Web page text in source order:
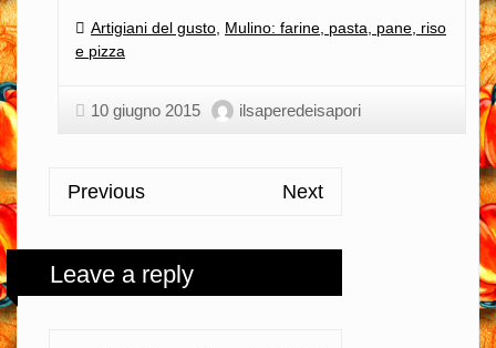
Categories:
Artigiani del gusto Mulino: farine, pasta, pane, riso
e pizza
10 giugno 2015 ilsaperedeisapori
Previous Next
Leave a reply